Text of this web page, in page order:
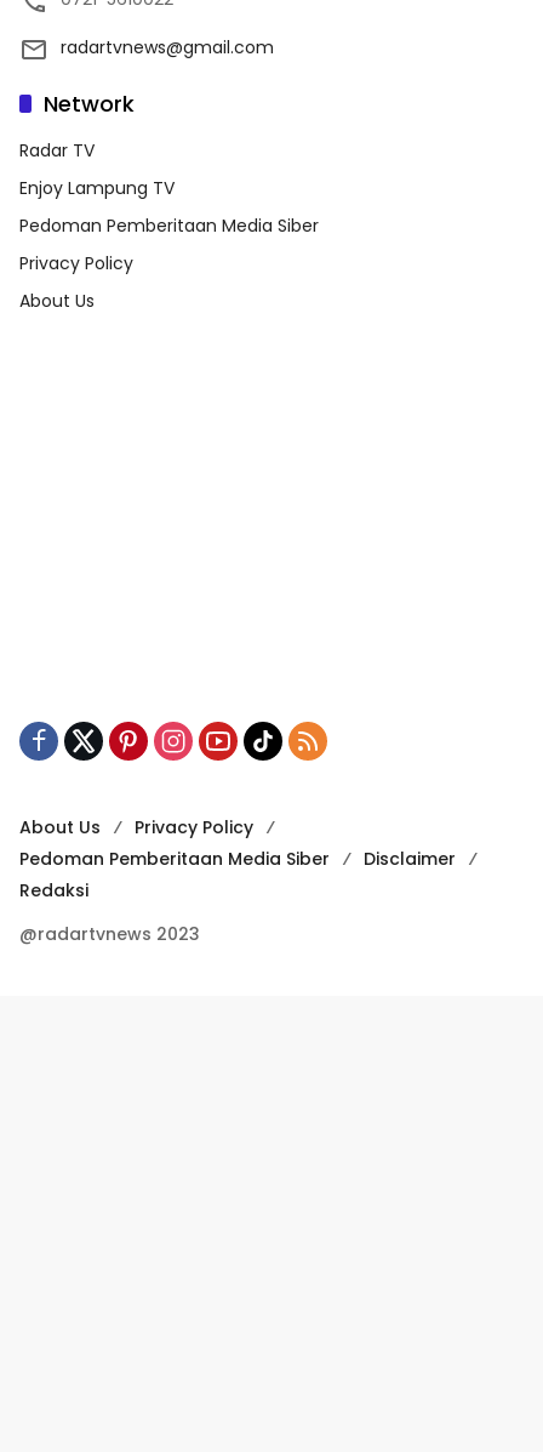
radartvnews@gmail.com
Network
Radar TV
Enjoy Lampung TV
Pedoman Pemberitaan Media Siber
Privacy Policy
About Us
About Us
Privacy Policy
Pedoman Pemberitaan Media Siber
Disclaimer
Redaksi
@radartvnews 2023